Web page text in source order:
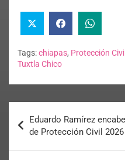
Tags:chiapas, Protección Civil
Tuxtla Chico
Eduardo Ramírez
de Protección Civil 2026